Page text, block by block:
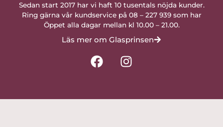
Sedan start 2017 har vi haft 10 tusentals nöjda kunder.
Ring gärna vår kundservice på 08 – 227 939 som har
Öppet alla dagar mellan kl 10.00 – 21.00.
Läs mer om Glasprinsen
F
a
I
n